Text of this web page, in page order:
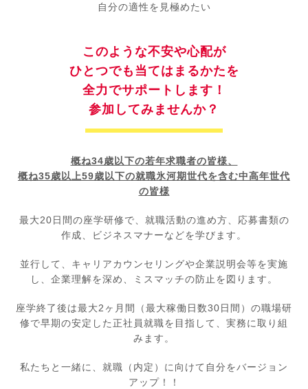
自分の適性を見極めたい
このような不安や心配が
ひとつでも当てはまるかたを
全力でサポートします！
参加してみませんか？
概ね34歳以下の若年求職者の皆様、
概ね35歳以上59歳以下の就職氷河期世代を含む中高年世代
の皆様
最大20日間の座学研修で、就職活動の進め方、応募書類の
作成、ビジネスマナーなどを学びます。
並行して、キャリアカウンセリングや企業説明会等を実施
し、企業理解を深め、ミスマッチの防止を図ります。
座学終了後は最大2ヶ月間（最大稼働日数30日間）の職場研
修で早期の安定した正社員就職を目指して、実務に取り組
みます。
私たちと一緒に、就職（内定）に向けて自分をバージョン
アップ！！